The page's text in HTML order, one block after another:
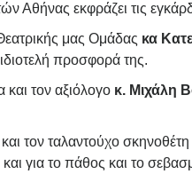
Αθήνας εκφράζει τις
μας Ομάδας κα
προσφορά της.
τον αξιόλογο κ. Μιχάλη
τον ταλαντούχο
για το πάθος και το